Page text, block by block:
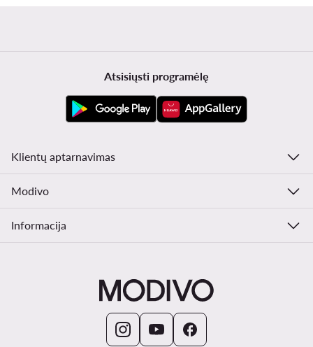
Atsisiųsti programėlę
Klientų aptarnavimas
Modivo
Informacija